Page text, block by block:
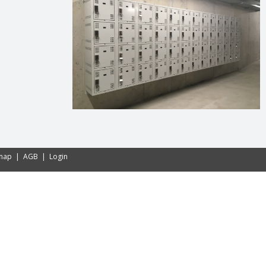
| AGB | Login